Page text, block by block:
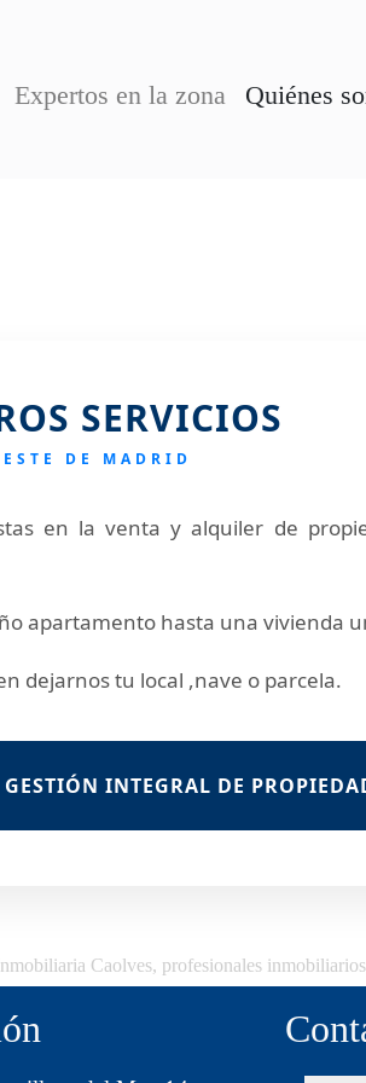
Expertos en la zona Quiénes
SERVICIOS
DE MADRID
en la venta y alquiler de
apartamento hasta una vivienda
dejarnos tu local ,nave o parcela.
GESTIÓN INTEGRAL DE
Caolves, profesionales